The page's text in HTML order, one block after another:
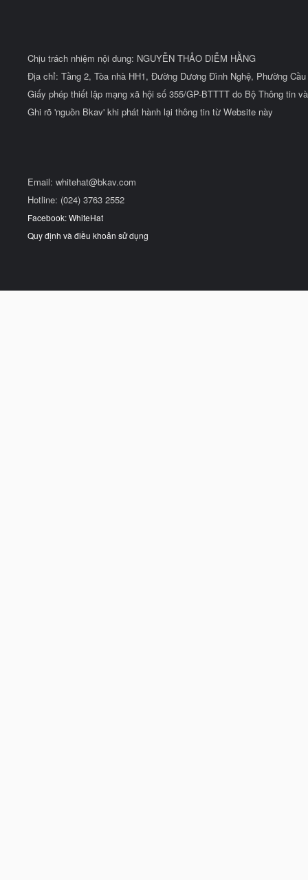
Chịu trách nhiệm nội dung: NGUYỄN THẢO DIỄM HẰNG
Địa chỉ: Tầng 2, Tòa nhà HH1, Đường Dương Đình Nghệ, Phường
Giấy phép thiết lập mạng xã hội số 355/GP-BTTTT do Bộ Thông tin
Ghi rõ 'nguồn Bkav' khi phát hành lại thông tin từ Website này
Email: whitehat@bkav.com
Hotline: (024) 3763 2552
Facebook: WhiteHat
Quy định và điều khoản sử dụng